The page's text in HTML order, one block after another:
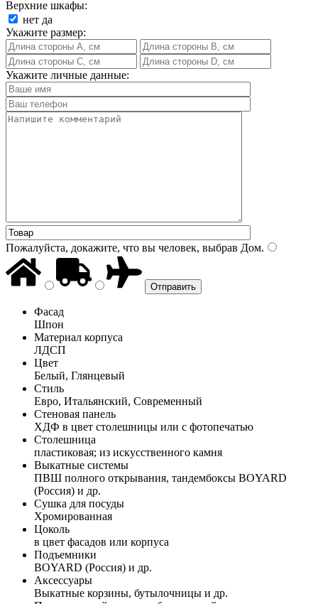
Верхние шкафы:
нет да
Укажите размер:
Укажите личные данные:
Пожалуйста, докажите, что вы человек, выбрав Дом.
Фасад
Шпон
Материал корпуса
ЛДСП
Цвет
Белый, Глянцевый
Стиль
Евро, Итальянский, Современный
Стеновая панель
ХДФ в цвет столешницы или с фотопечатью
Столешница
пластиковая; из искусственного камня
Выкатные системы
ПВШ полного открывания, тандембоксы BOYARD
(Россия) и др.
Сушка для посуды
Хромированная
Цоколь
в цвет фасадов или корпуса
Подъемники
BOYARD (Россия) и др.
Аксессуары
Выкатные корзины, бутылочницы и др.